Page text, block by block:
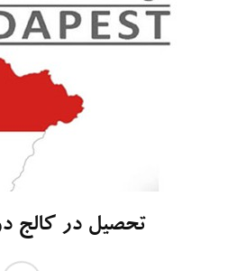
تحصیل در کالج